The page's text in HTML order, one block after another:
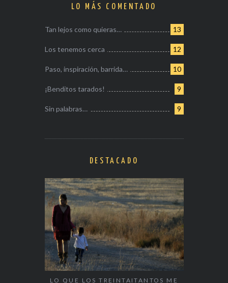
LO MÁS COMENTADO
13
Tan lejos como quieras…
12
Los tenemos cerca
10
Paso, inspiración, barrida…
9
¡Benditos tarados!
9
Sin palabras…
DESTACADO
LO QUE LOS TREINTAITANTOS ME